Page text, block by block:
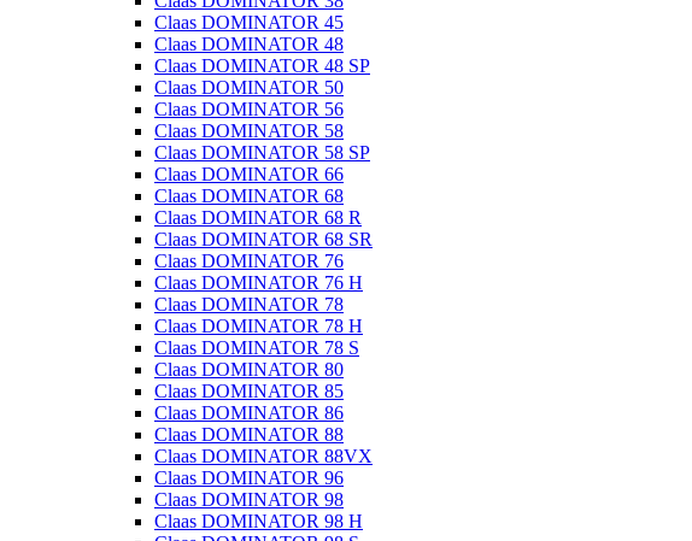
Claas DOMINATOR 45
Claas DOMINATOR 48
Claas DOMINATOR 48 SP
Claas DOMINATOR 50
Claas DOMINATOR 56
Claas DOMINATOR 58
Claas DOMINATOR 58 SP
Claas DOMINATOR 66
Claas DOMINATOR 68
Claas DOMINATOR 68 R
Claas DOMINATOR 68 SR
Claas DOMINATOR 76
Claas DOMINATOR 76 H
Claas DOMINATOR 78
Claas DOMINATOR 78 H
Claas DOMINATOR 78 S
Claas DOMINATOR 80
Claas DOMINATOR 85
Claas DOMINATOR 86
Claas DOMINATOR 88
Claas DOMINATOR 88VX
Claas DOMINATOR 96
Claas DOMINATOR 98
Claas DOMINATOR 98 H